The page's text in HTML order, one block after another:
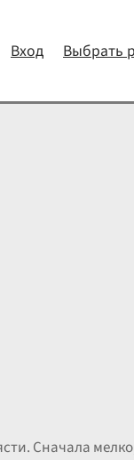
Вход Выбрать
Сначала